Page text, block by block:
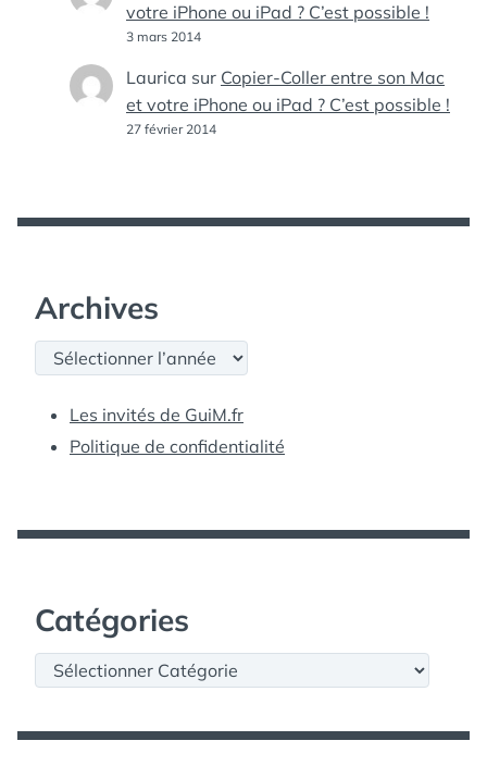
votre iPhone ou iPad ? C’est possible !
3 mars 2014
Laurica sur Copier-Coller entre son Mac
et votre iPhone ou iPad ? C’est possible !
27 février 2014
Archives
Archives
Les invités de GuiM.fr
Politique de confidentialité
Catégories
Catégories